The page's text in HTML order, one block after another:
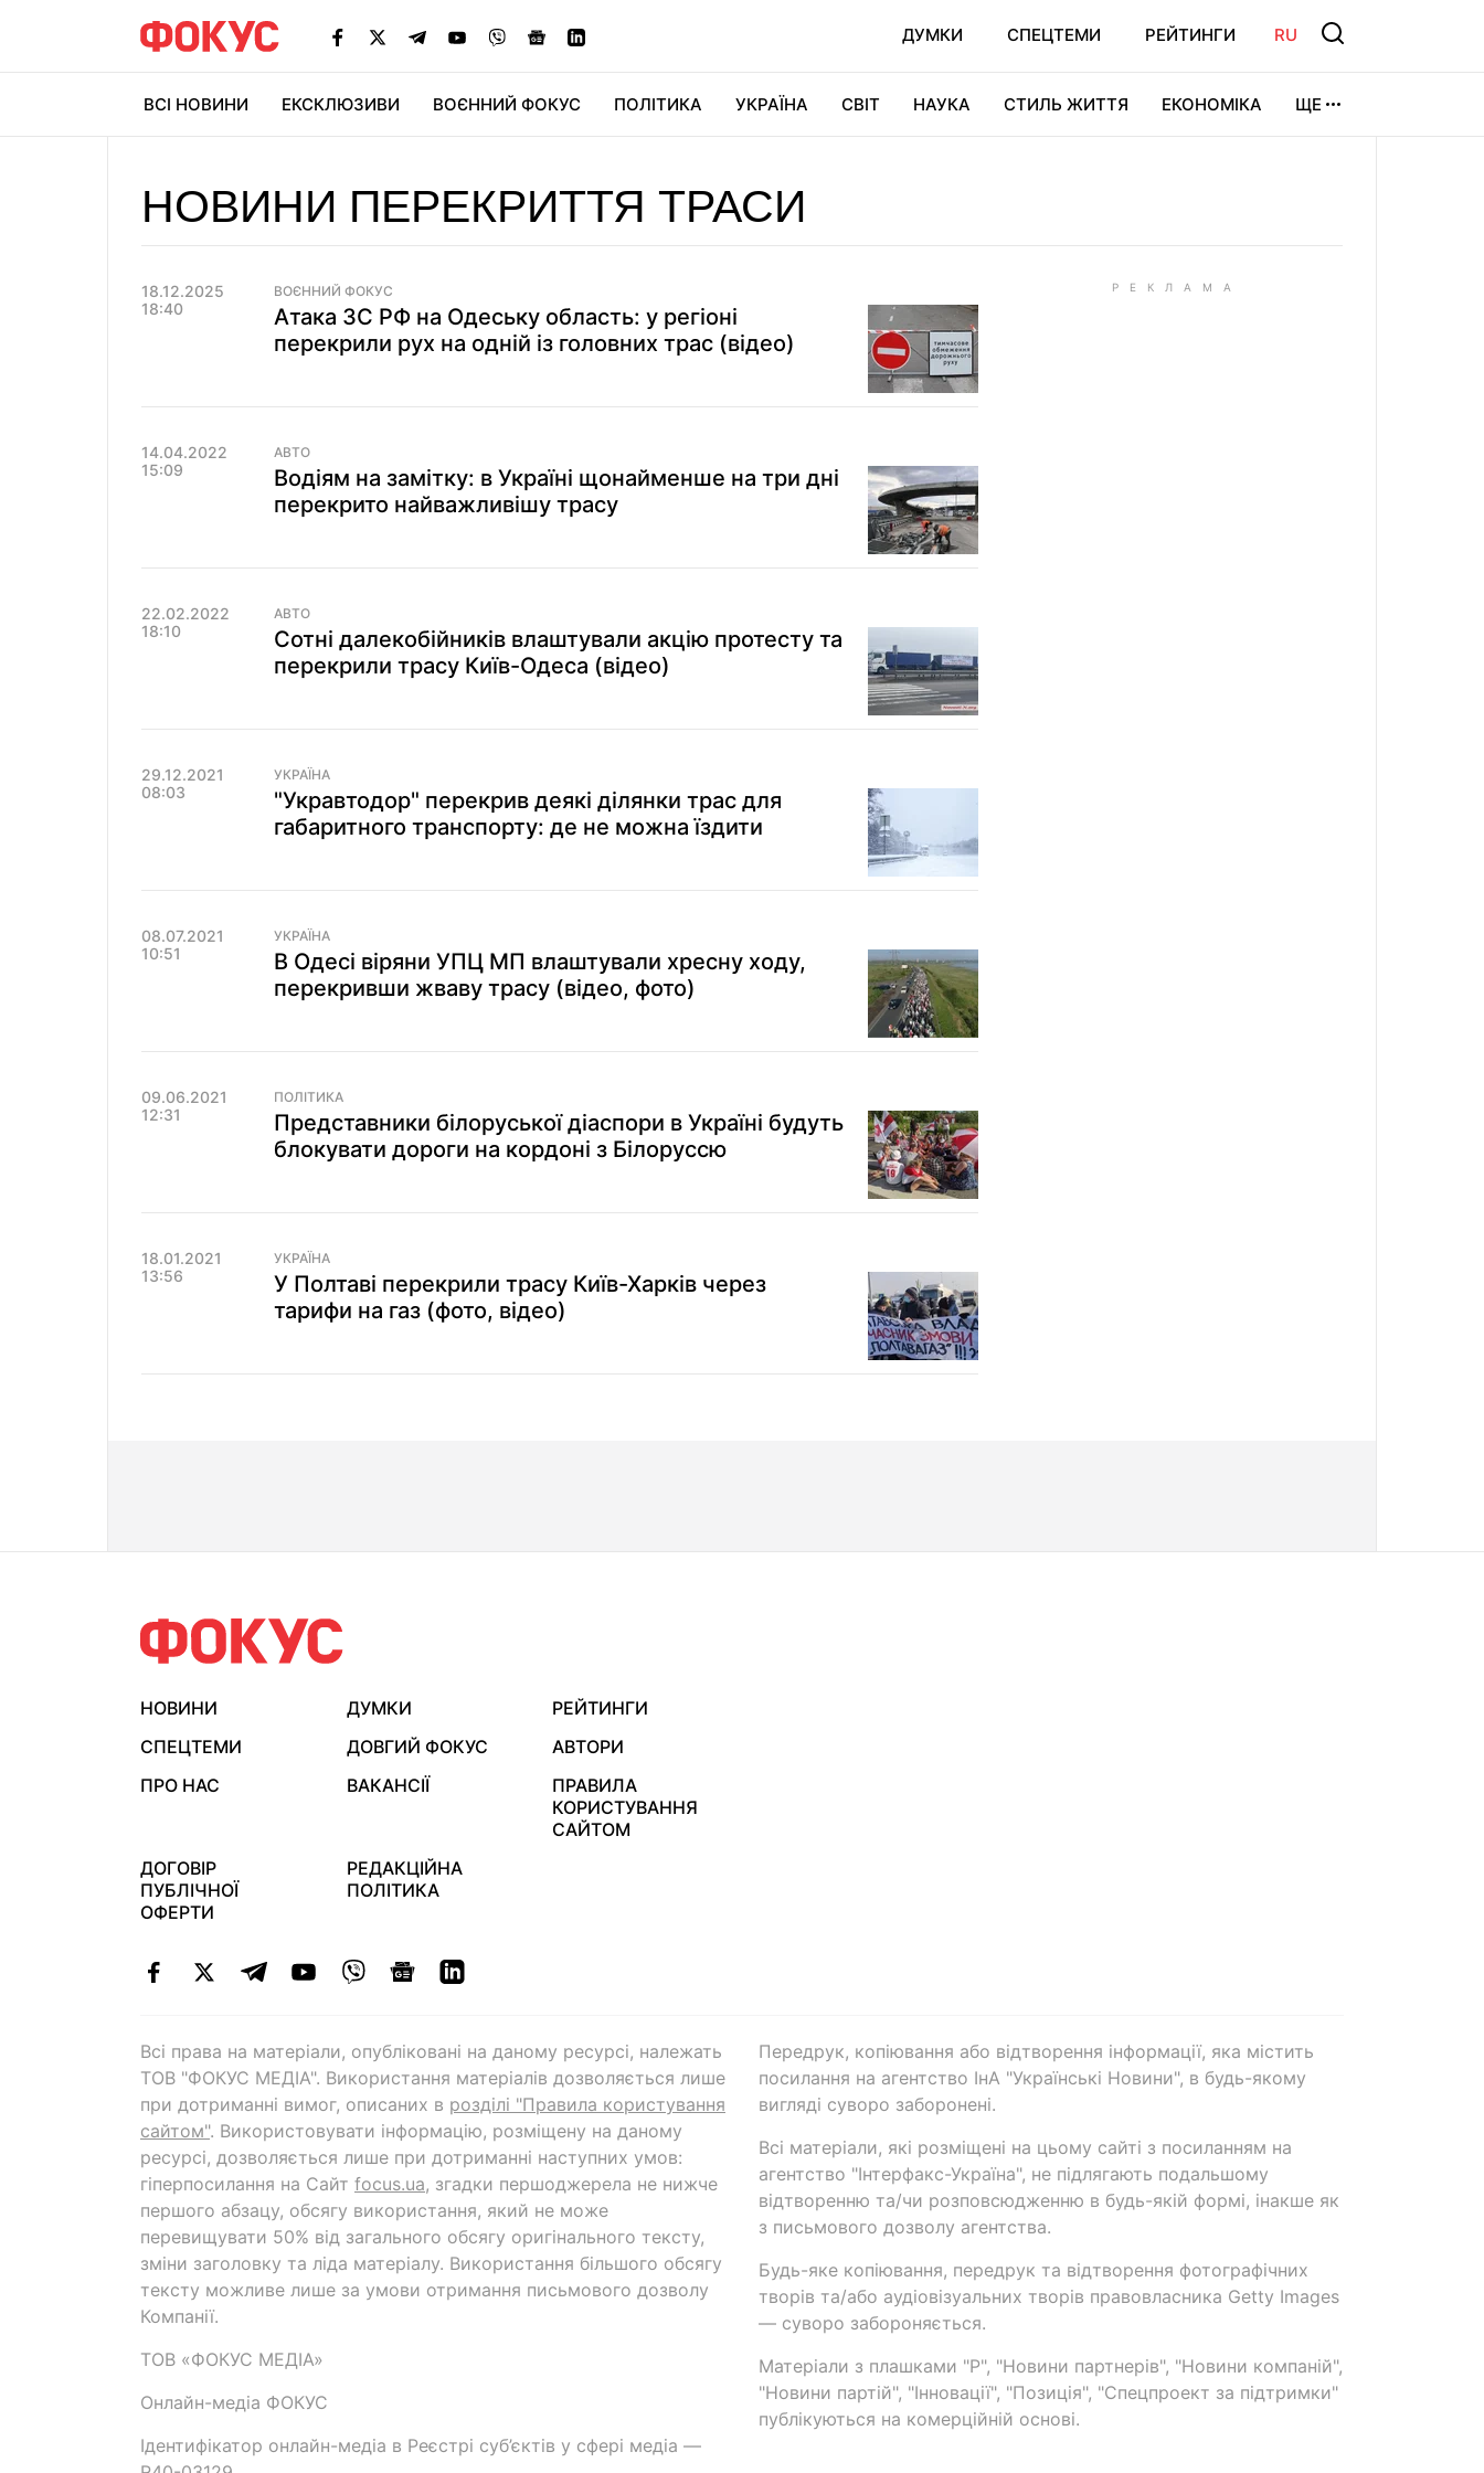
ДУМКИ СПЕЦТЕМИ РЕЙТИНГИ RU
ВСІ НОВИНИ ЕКСКЛЮЗИВИ ВОЄННИЙ ФОКУС ПОЛІТИКА УКРАЇНА СВІТ НАУКА СТИЛЬ ЖИТТЯ ЕКОНОМІКА ЩЕ
НОВИНИ ПЕРЕКРИТТЯ ТРАСИ
18.12.2025
18:40
ВОЄННИЙ ФОКУС
Атака ЗС РФ на Одеську область: у регіоні
перекрили рух на одній із головних трас (відео)
14.04.2022
15:09
АВТО
Водіям на замітку: в Україні щонайменше на три дні
перекрито найважливішу трасу
22.02.2022
18:10
АВТО
Сотні далекобійників влаштували акцію протесту та
перекрили трасу Київ-Одеса (відео)
29.12.2021
08:03
УКРАЇНА
"Укравтодор" перекрив деякі ділянки трас для
габаритного транспорту: де не можна їздити
08.07.2021
10:51
УКРАЇНА
В Одесі віряни УПЦ МП влаштували хресну ходу,
перекривши жваву трасу (відео, фото)
09.06.2021
12:31
ПОЛІТИКА
Представники білоруської діаспори в Україні будуть
блокувати дороги на кордоні з Білоруссю
18.01.2021
13:56
УКРАЇНА
У Полтаві перекрили трасу Київ-Харків через
тарифи на газ (фото, відео)
НОВИНИ ДУМКИ
РЕЙТИНГИ
СПЕЦТЕМИ
ДОВГИЙ ФОКУС
АВТОРИ
ПРО НАС
ВАКАНСІЇ
ПРАВИЛА
КОРИСТУВАННЯ
САЙТОМ
ДОГОВІР
ПУБЛІЧНОЇ
ОФЕРТИ
РЕДАКЦІЙНА
ПОЛІТИКА
Всі права на матеріали, опубліковані на даному ресурсі, належать
ТОВ "ФОКУС МЕДІА". Використання матеріалів дозволяється лише
при дотриманні вимог, описаних в розділі "Правила користування
сайтом". Використовувати інформацію, розміщену на даному
ресурсі, дозволяється лише при дотриманні наступних умов:
гіперпосилання на Cайт focus.ua, згадки першоджерела не нижче
першого абзацу, обсягу використання, який не може
перевищувати 50% від загального обсягу оригінального тексту,
зміни заголовку та ліда матеріалу. Використання більшого обсягу
тексту можливе лише за умови отримання письмового дозволу
Компанії.
ТОВ «ФОКУС МЕДІА»
Онлайн-медіа ФОКУС
Ідентифікатор онлайн-медіа в Реєстрі суб’єктів у сфері медіа —
Передрук, копіювання або відтворення інформації, яка містить
посилання на агентство ІнА "Українські Новини", в будь-якому
вигляді суворо заборонені.
Всі матеріали, які розміщені на цьому сайті з посиланням на
агентство "Інтерфакс-Україна", не підлягають подальшому
відтворенню та/чи розповсюдженню в будь-якій формі, інакше як
з письмового дозволу агентства.
Будь-яке копіювання, передрук та відтворення фотографічних
творів та/або аудіовізуальних творів правовласника Getty Images
— суворо забороняється.
Матеріали з плашками "Р", "Новини партнерів", "Новини компаній",
"Новини партій", "Інновації", "Позиція", "Спецпроект за підтримки"
публікуються на комерційній основі.